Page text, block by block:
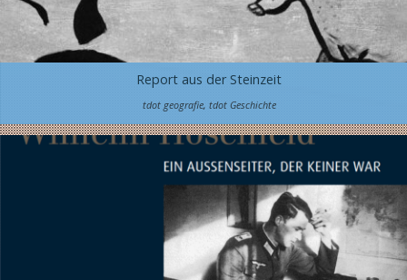
Report aus der Steinzeit
tdot geografie, tdot Geschichte